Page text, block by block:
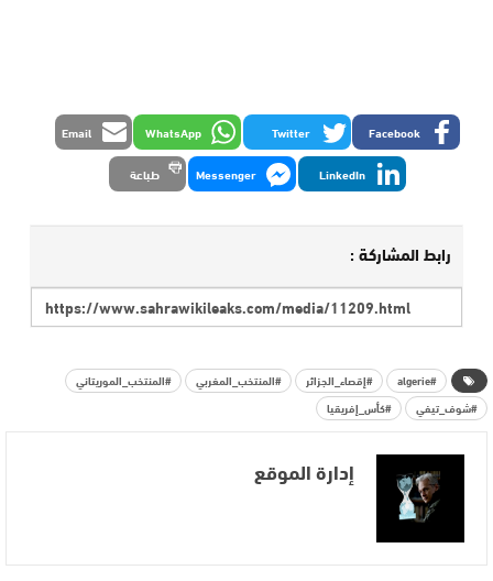
Facebook
Twitter
WhatsApp
Email
LinkedIn
Messenger طباعة
رابط المشاركة :
#algerie #إقصاء_الجزائر #المنتخب_المغربي
#المنتخب_الموريتاني
#شوف_تيفي
#كأس_إفريقيا
إدارة الموقع